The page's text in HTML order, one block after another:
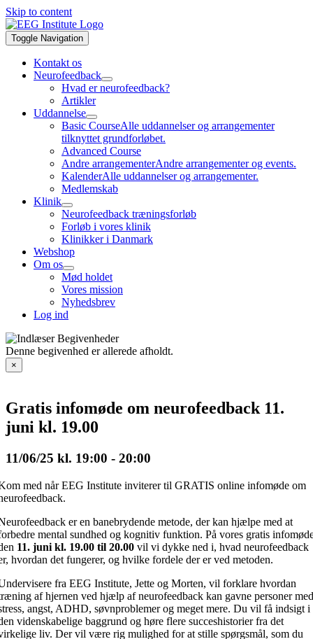
Skip to content
Toggle Navigation
Kontakt os
Neurofeedback
Hvad er neurofeedback?
Artikler
Uddannelse
Basic CourseAlle uddannelser og arrangementer
tilknyttet grundforløbet.
Advanced Course
Andre arrangementerAndre arrangementer og events.
KalenderAlle uddannelser og arrangementer.
Medlemskab
Klinik
Neurofeedback træningsforløb
Forløb i vores klinik
Klinikker i Danmark
Webshop
Om os
Mød holdet
Vores mission
Nyhedsbrev
Log ind
Denne begivenhed er allerede afholdt.
×
Gratis infomøde om neurofeedback 11.
juni kl. 19.00
11/06/25 kl. 19:00 - 20:00
med når EEG Institute inviterer til GRATIS online infomøde om
er en banebrydende metode, der kan hjælpe med at
mental sundhed og kognitiv funktion. På vores gratis
11. juni kl. 19.00 til 20.00vil vi dykke ned i, hvad neurofeedback
hvordan det fungerer, og hvilke fordele der er ved metoden.
fra EEG Institute, Jette og Morten, vil forklare hvordan
af hjernen ved hjælp af neurofeedback kan gavne personer
angst, ADHD, søvnproblemer og meget mere. Du vil få indsigt i
videnskabelige baggrund og høre flere succeshistorier fra det
liv. Der vil være rig mulighed for at stille spørgsmål, som du